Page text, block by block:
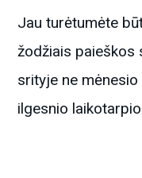
Jau turėtumėte
žodžiais paieškos
srityje ne
ilgesnio